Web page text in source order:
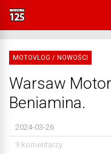
MOTOVLOG / NOWOŚCI
Warsaw
Beniamina.
2024-03-26
9 komentarzy